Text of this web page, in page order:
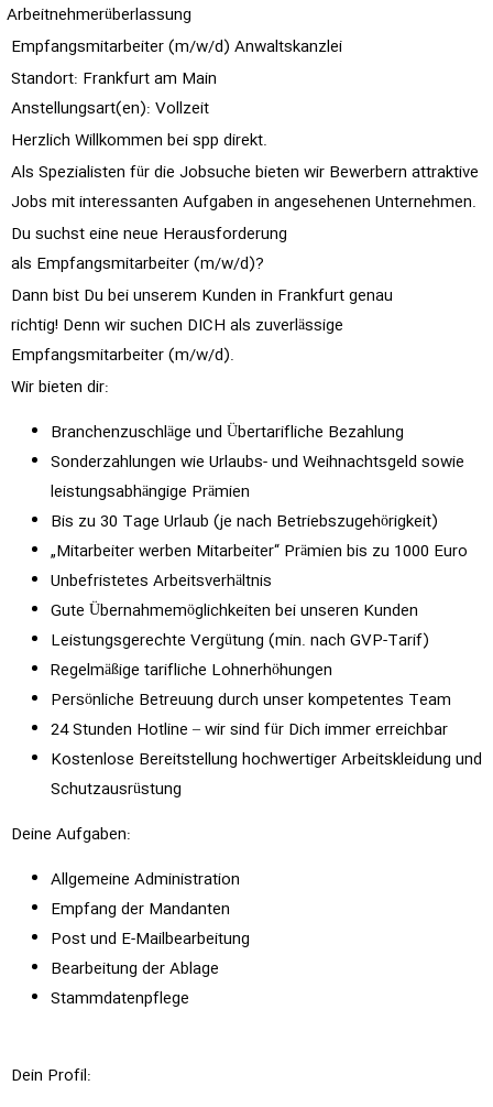
Arbeitnehmerüberlassung
Empfangsmitarbeiter (m/w/d) Anwaltskanzlei
Standort: Frankfurt am Main
Anstellungsart(en): Vollzeit
Herzlich Willkommen bei spp direkt.
Als Spezialisten für die Jobsuche bieten wir Bewerbern attraktive
Jobs mit interessanten Aufgaben in angesehenen Unternehmen.
Du suchst eine neue Herausforderung
als Empfangsmitarbeiter (m/w/d)?
Dann bist Du bei unserem Kunden in Frankfurt genau
richtig! Denn wir suchen DICH als zuverlässige
Empfangsmitarbeiter (m/w/d).
Wir bieten dir:
Branchenzuschläge und Übertarifliche Bezahlung
Sonderzahlungen wie Urlaubs- und Weihnachtsgeld sowie
leistungsabhängige Prämien
Bis zu 30 Tage Urlaub (je nach Betriebszugehörigkeit)
„Mitarbeiter werben Mitarbeiter“ Prämien bis zu 1000 Euro
Unbefristetes Arbeitsverhältnis
Gute Übernahmemöglichkeiten bei unseren Kunden
Leistungsgerechte Vergütung (min. nach GVP-Tarif)
Regelmäßige tarifliche Lohnerhöhungen
Persönliche Betreuung durch unser kompetentes Team
24 Stunden Hotline – wir sind für Dich immer erreichbar
Kostenlose Bereitstellung hochwertiger Arbeitskleidung und
Schutzausrüstung
Deine Aufgaben:
Allgemeine Administration
Empfang der Mandanten
Post und E-Mailbearbeitung
Bearbeitung der Ablage
Stammdatenpflege
Dein Profil: